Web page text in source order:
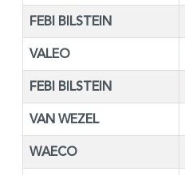
FEBI BILSTEIN
VALEO
FEBI BILSTEIN
VAN WEZEL
WAECO